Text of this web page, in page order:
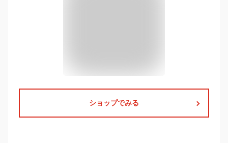
ショップでみる